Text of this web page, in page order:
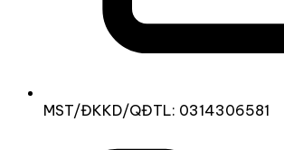
MST/ĐKKD/QĐTL: 0314306581